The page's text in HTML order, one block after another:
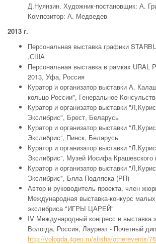
Д.Нуянзин. Художник-постановщик: А.
Композитор: А. Медведев
2013 г.
Персональная выставка графики
,США
Персональная выставка в рамках URAL
2013, Уфа, Россия
Куратор и организатор выставки А.
кольцо России", Генеральное
Куратор и организатор выставки
Экслибрис", Брест, Беларусь
Куратор и организатор выставки
Экслибрис”, Пинск, Беларусь
Куратор и организатор выставки
Экслибрис”, Музей Иосифа
Куратор и организатор выставки
Экслибрис", Бяла Подляcка (РП)
Автор и руководитель проекта, член
Международная выставка-конкурс
экслибриса "ИГРЫ ЦАРЕЙ"
IV Международный конгресс и выставка
Вологда, Россия, Лауреат - Почетный
http://vologda.4geo.ru/afisha/otherevents/